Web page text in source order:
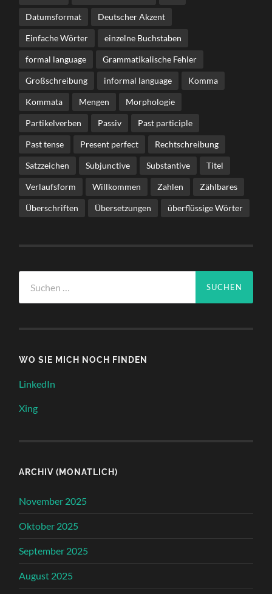
Datumsformat Deutscher Akzent
Einfache Wörter einzelne Buchstaben
formal language Grammatikalische Fehler
Großschreibung informal language Komma
Kommata Mengen Morphologie
Partikelverben Passiv Past participle
Past tense Present perfect Rechtschreibung
Satzzeichen Subjunctive Substantive Titel
Verlaufsform Willkommen Zahlen Zählbares
Überschriften Übersetzungen überflüssige Wörter
nach:
WO SIE MICH NOCH FINDEN
LinkedIn
Xing
ARCHIV (MONATLICH)
November 2025
Oktober 2025
September 2025
August 2025